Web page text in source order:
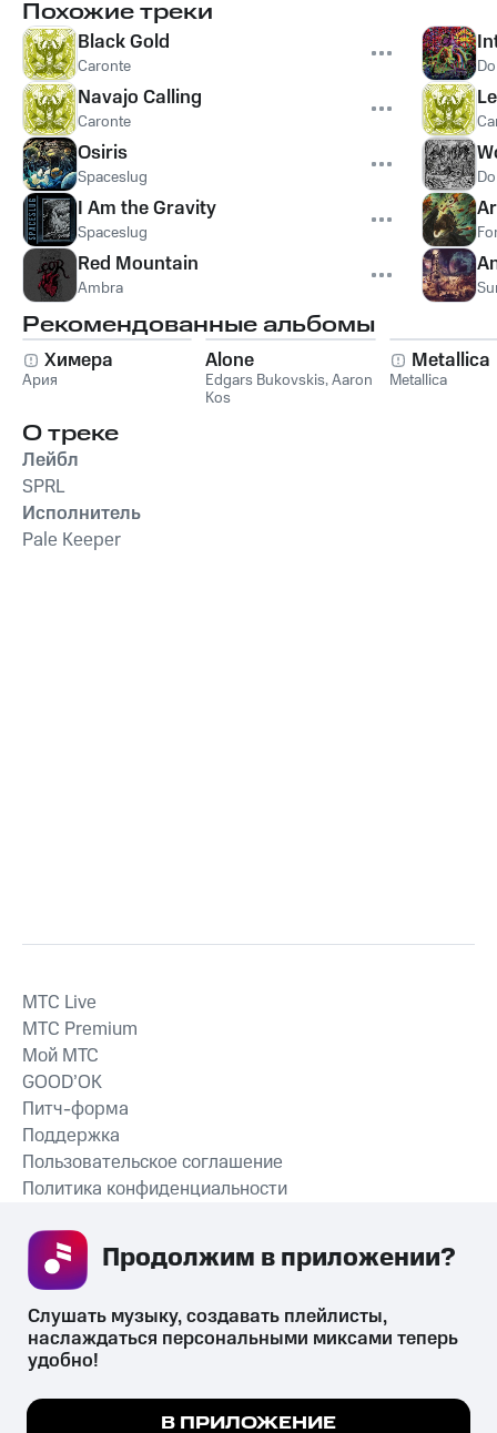
Похожие треки
Black Gold
Caronte
Navajo Calling
Caronte
Osiris
Spaceslug
I Am the Gravity
Spaceslug
Red Mountain
Ambra
Рекомендованные альбомы
Химера
Ария
Alone
Edgars Bukovskis,Aaron
Kos
Metallica
Metallica
О треке
Лейбл
SPRL
Исполнитель
Pale Keeper
СКАЧАТЬ ПРИЛОЖЕНИЕ
MTС Live
MTС Premium
Мой МТС
GOOD’OK
Питч-форма
Поддержка
Пользовательское соглашение
Политика конфиденциальности
психотропных веществ, их аналогов причиняет вред здоровью,
их незаконный оборот запрещён и влечёт установленную
Мы используем куки, чтобы на сайте все
Слушать музыку, создавать плейлисты,
наслаждаться персональными миксами теперь
удобно!
В ПРИЛОЖЕНИЕ